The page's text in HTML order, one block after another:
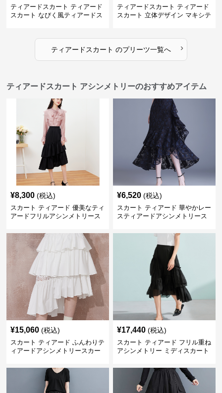
ティアードスカート ティアード
スカート なびく風ティアードス
ティアードスカート ティアード
スカート 立体デザイン マキシテ
ティアードスカート のプリーツ一覧へ ›
ティアードスカート アシンメトリーのおすすめアイテム
¥8,300 (税込)
スカート ティアード 優美なティ
アードフリルアシンメトリース
¥6,520 (税込)
スカート ティアード 華やかレー
スティアードアシンメトリース
¥15,060 (税込)
スカート ティアード ふんわりテ
ィアードアシンメトリースカー
¥17,440 (税込)
スカート ティアード フリル重ね
アシンメトリー ミディスカート